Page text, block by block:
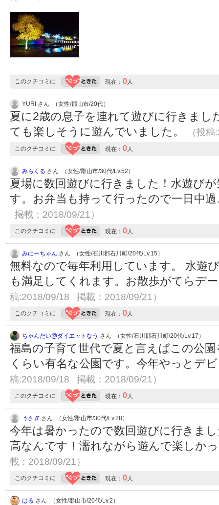
このクチコミに 現在： 0人
YURI さん （女性/郡山市/20代）
夏に2歳の息子を連れて遊びに行きまし
ても楽しそうに遊んでいました。
（投
このクチコミに 現在： 0人
みらくる さん （女性/郡山市/30代/Lv.52）
夏場に数回遊びに行きました！水遊び
す。お弁当も持って行ったので一日中
掲載：2018/09/21）
このクチコミに 現在： 0人
みにーちゃん さん （女性/石川郡石川町/20代/Lv.15）
無料なので毎年利用しています。 水遊
も満足してくれます。お散歩がてらデ
稿:2018/09/18 掲載：2018/09/21）
このクチコミに 現在： 0人
ちゃんだい@ダイエットなう さん （女性/石川郡石川町/20代/Lv.17）
福島の子育て世代で夏と言えばこの公
くらい有名な公園です。今年やっとデ
稿:2018/09/18 掲載：2018/09/21）
このクチコミに 現在： 0人
うさぎ さん （女性/郡山市/30代/Lv.28）
今年は暑かったので数回遊びに行きま
高なんです！濡れながら遊んで楽しか
載：2018/09/21）
このクチコミに 現在： 0人
はる さん （女性/郡山市/20代/Lv.2）